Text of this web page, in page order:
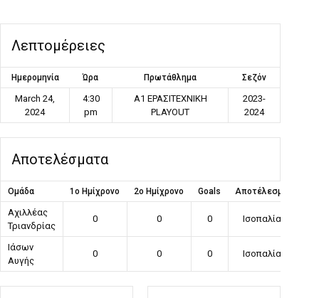
Λεπτομέρειες
Ημερομηνία Ώρα Πρωτάθλημα Σεζόν
March 24,
2024
4:30
pm
Α1 ΕΡΑΣΙΤΕΧΝΙΚΗ
PLAYOUT
2023-
2024
Αποτελέσματα
Ομάδα 1ο Ημίχρονο 2ο Ημίχρονο Goals Αποτέλεσμα
Αχιλλέας
Τριανδρίας
0 0 0 Ισοπαλία
Ιάσων
Αυγής
0 0 0 Ισοπαλία